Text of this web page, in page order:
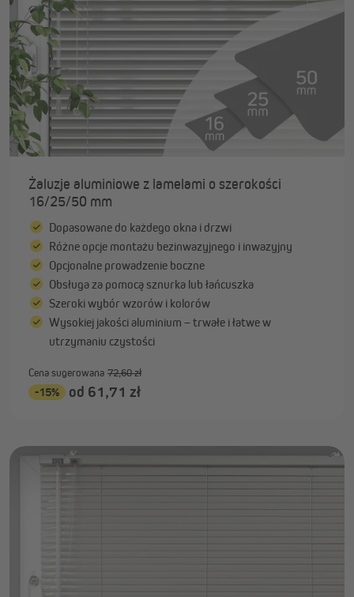
Żaluzje aluminiowe z lamelami o szerokości
16/25/50 mm
Dopasowane do każdego okna i drzwi
Różne opcje montażu bezinwazyjnego i inwazyjny
Opcjonalne prowadzenie boczne
Obsługa za pomocą sznurka lub łańcuszka
Szeroki wybór wzorów i kolorów
Wysokiej jakości aluminium – trwałe i łatwe w
utrzymaniu czystości
Cena sugerowana 72,60 zł
-15% od 61,71 zł